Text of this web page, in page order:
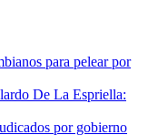
para pelear por
De La Espriella:
por gobierno